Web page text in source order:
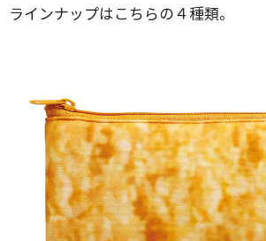
ラインナップはこちらの４種類。